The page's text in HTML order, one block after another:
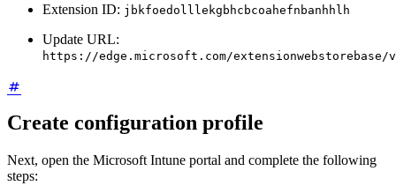
Extension ID: jbkfoedolllekgbhcbcoahefnbanhhlh
Update URL:
https://edge.microsoft.com/extensionwebstorebase/
Create configuration profile
Next, open the Microsoft Intune portal and complete the following
steps: